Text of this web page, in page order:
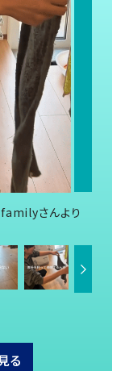
さんより
る